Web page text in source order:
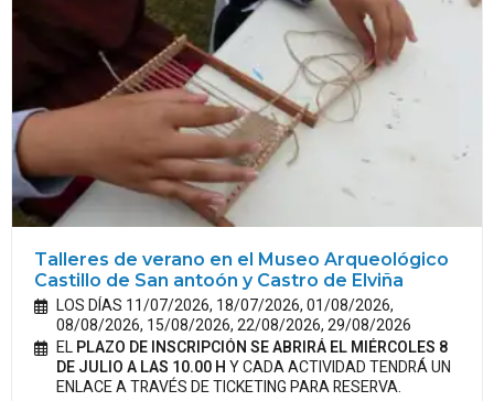
Talleres de verano en el Museo Arqueológico
Castillo de San antoón y Castro de Elviña
LOS DÍAS 11/07/2026, 18/07/2026, 01/08/2026,
08/08/2026, 15/08/2026, 22/08/2026, 29/08/2026
ELPLAZO DE INSCRIPCIÓN SE ABRIRÁ EL MIÉRCOLES 8
DE JULIO A LAS 10.00 HY CADA ACTIVIDAD TENDRÁ UN
ENLACE A TRAVÉS DE TICKETING PARA RESERVA.